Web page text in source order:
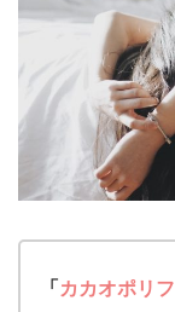
「 カカオポリ